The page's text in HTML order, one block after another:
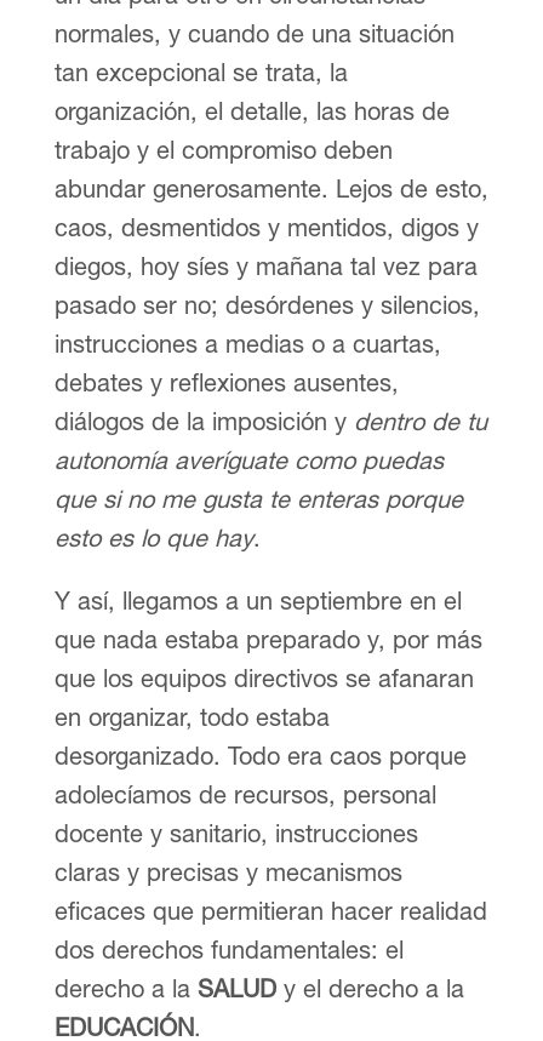
normales, y cuando de una situación
tan excepcional se trata, la
organización, el detalle, las horas de
trabajo y el compromiso deben
abundar generosamente. Lejos de esto,
caos, desmentidos y mentidos, digos y
diegos, hoy síes y mañana tal vez para
pasado ser no; desórdenes y silencios,
instrucciones a medias o a cuartas,
debates y reflexiones ausentes,
diálogos de la imposición y dentro de tu
autonomía averíguate como puedas
que si no me gusta te enteras porque
esto es lo que hay.
Y así, llegamos a un septiembre en el
que nada estaba preparado y, por más
que los equipos directivos se afanaran
en organizar, todo estaba
desorganizado. Todo era caos porque
adolecíamos de recursos, personal
docente y sanitario, instrucciones
claras y precisas y mecanismos
eficaces que permitieran hacer realidad
dos derechos fundamentales: el
derecho a la SALUDy el derecho a la
EDUCACIÓN.